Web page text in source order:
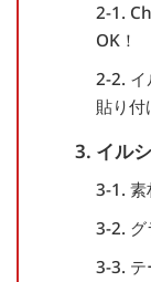
2-1.
OK！
2-2. イ
貼り付
3. イル
3-1. 素
3-2. グ
3-3. テ